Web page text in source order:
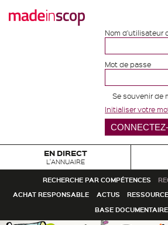
Nom d'utilisateur
Mot de passe
Se souvenir de
Initialiser votre
EN DIRECT
L'ANNUAIRE
RECHERCHE PAR COMPÉTENCES
ACHAT RESPONSABLE
ACTUS
BASE DOCUMENTAIRE